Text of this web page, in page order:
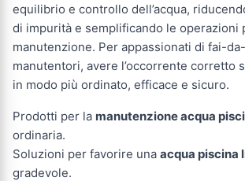
equilibrio e controllo dell’acqua,
di impurità e semplificando le operazioni
manutenzione. Per appassionati di fai-
manutentori, avere l’occorrente corretto
in modo più ordinato, efficace e sicuro.
Prodotti per la manutenzione acqua
ordinaria.
Soluzioni per favorire una acqua piscina
gradevole.